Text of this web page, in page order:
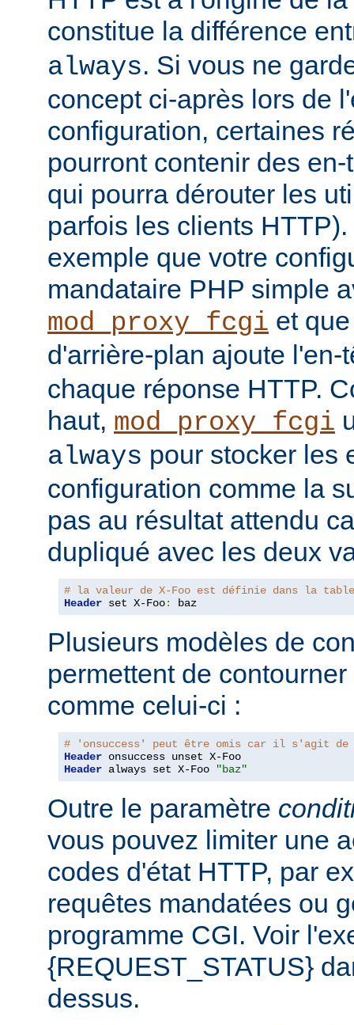
constitue la différence
always. Si vous ne
concept ci-après lors de
configuration, certaines
pourront contenir des
qui pourra dérouter les
parfois les clients
exemple que votre
mandataire PHP simple
mod_proxy_fcgi et
d'arrière-plan ajoute
chaque réponse HTTP.
haut, mod_proxy_fcgi
always pour stocker les
configuration comme la
pas au résultat attendu
dupliqué avec les deux
# la valeur de X-Foo est définie dans la
Header set X-Foo: baz
Plusieurs modèles de
permettent de
comme celui-ci :
# 'onsuccess' peut être omis car il s'agit de
Header
Header always set X-Foo "baz"
Outre le paramètre
vous pouvez limiter une
codes d'état HTTP, par
requêtes mandatées ou
programme CGI. Voir
{REQUEST_STATUS}
dessus.